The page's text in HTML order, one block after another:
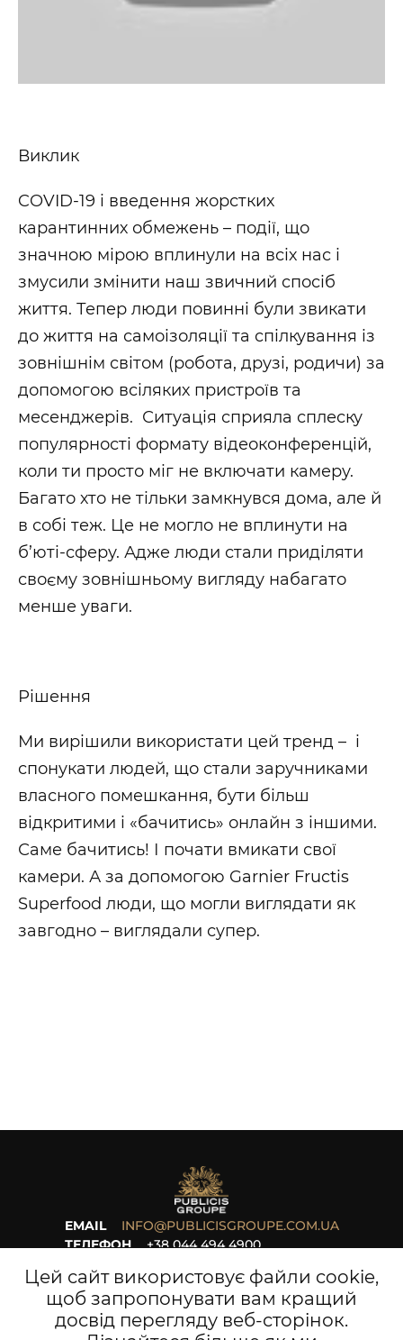
Виклик
COVID-19 і введення жорстких
карантинних обмежень – події, що
значною мірою вплинули на всіх нас і
змусили змінити наш звичний спосіб
життя. Тепер люди повинні були звикати
до життя на самоізоляції та спілкування із
зовнішнім світом (робота, друзі, родичи) за
допомогою всіляких пристроїв та
месенджерів. Ситуація сприяла сплеску
популярності формату відеоконференцій,
коли ти просто міг не включати камеру.
Багато хто не тільки замкнувся дома, але й
в собі теж. Це не могло не вплинути на
б’юті-сферу. Адже люди стали приділяти
своєму зовнішньому вигляду набагато
менше уваги.
Рішення
Ми вирішили використати цей тренд – і
спонукати людей, що стали заручниками
власного помешкання, бути більш
відкритими і «бачитись» онлайн з іншими.
Саме бачитись! І почати вмикати свої
камери. А за допомогою Garnier Fructis
Superfood люди, що могли виглядати як
завгодно – виглядали супер.
Цей сайт використовує файли cookie,
щоб запропонувати вам кращий
досвід перегляду веб-сторінок.
EMAIL
INFO@PUBLICISGROUPE.COM.UA
ТЕЛЕФОН
+38 044 494 4900
КЕРІВНИЦТВО
ПРОЄКТИ
КАР’ЄРА
ДОКУМЕНТИ